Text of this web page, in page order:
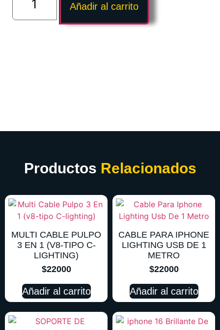
Añadir al carrito
Productos Relacionados
MULTI CABLE PULPO
3 EN 1 (V8-TIPO C-
LIGHTING)
$22000
Añadir al carrito
CABLE PARA IPHONE
LIGHTING USB DE 1
METRO
$22000
Añadir al carrito